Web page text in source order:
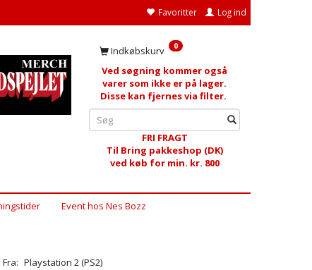
Favoritter Log ind
Indkøbskurv 0
Ved søgning kommer også
varer som ikke er på lager.
Disse kan fjernes via filter.
FRI FRAGT
Til Bring pakkeshop (DK)
ved køb for min. kr. 800
Event hos Nes Bozz
Fra: Playstation 2 (PS2)